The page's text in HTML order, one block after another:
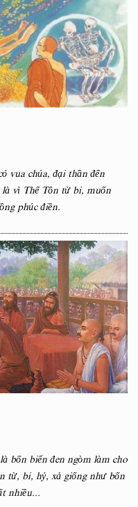
vua chúa, đại thần đến
là vì Thế Tôn từ bi, muốn
phúc điền.
bốn biển đen ngòm làm cho
từ, bi, hỷ, xả giống như bốn
nhiều...